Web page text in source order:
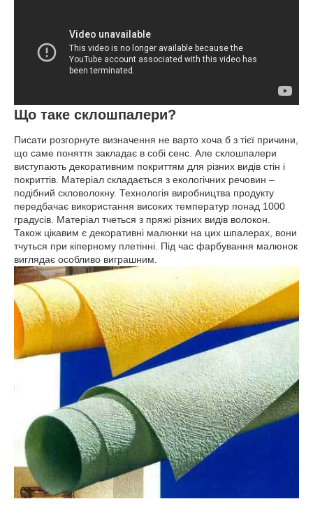
Що таке склошпалери?
Писати розгорнуте визначення не варто хоча б з тієї причини,
що саме поняття закладає в собі сенс. Але склошпалери
виступають декоративним покриттям для різних видів стін і
покриттів. Матеріал складається з екологічних речовин –
подібний скловолокну. Технологія виробництва продукту
передбачає використання високих температур понад 1000
градусів. Матеріал тчеться з пряжі різних видів волокон.
Також цікавим є декоративні малюнки на цих шпалерах, вони
тчуться при кіперному плетінні. Під час фарбування малюнок
виглядає особливо виграшним.